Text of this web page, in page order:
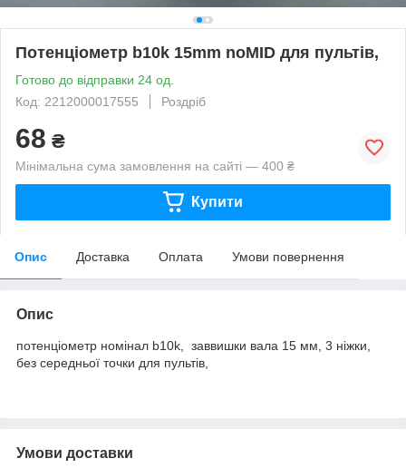
Потенціометр b10k 15mm noMID для пультів,
Готово до відправки 24 од.
Код: 2212000017555
Роздріб
68 ₴
Мінімальна сума замовлення на сайті — 400 ₴
Купити
Опис Доставка Оплата Умови повернення
Опис
потенціометр номінал b10k, заввишки вала 15 мм, 3 ніжки,
без середньої точки для пультів,
Умови доставки